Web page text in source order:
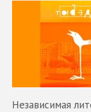
Независимая